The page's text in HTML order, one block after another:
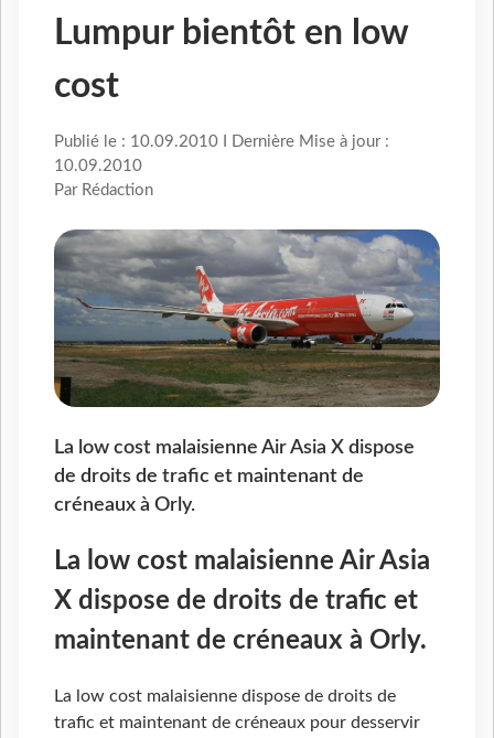
Lumpur bientôt en low
cost
Publié le : 10.09.2010 I Dernière Mise à jour :
10.09.2010
Par Rédaction
La low cost malaisienne Air Asia X dispose
de droits de trafic et maintenant de
créneaux à Orly.
La low cost malaisienne Air Asia
X dispose de droits de trafic et
maintenant de créneaux à Orly.
La low cost malaisienne dispose de droits de
trafic et maintenant de créneaux pour desservir